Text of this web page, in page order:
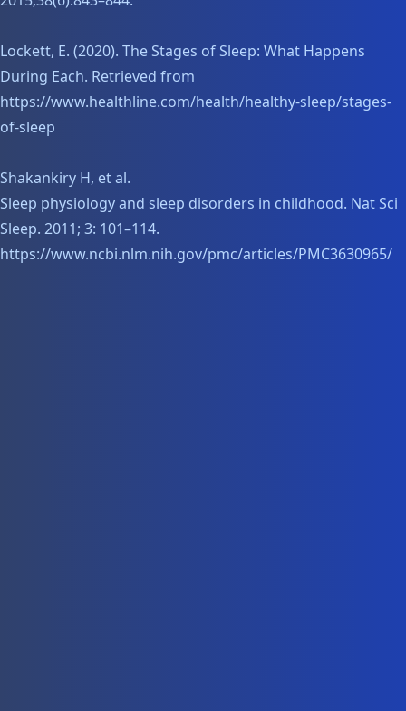
Lockett, E. (2020). The Stages of Sleep: What Happens
During Each. Retrieved from
https://www.healthline.com/health/healthy-sleep/stages-
of-sleep
Shakankiry H, et al.
Sleep physiology and sleep disorders in childhood. Nat Sci
Sleep. 2011; 3: 101–114.
https://www.ncbi.nlm.nih.gov/pmc/articles/PMC3630965/